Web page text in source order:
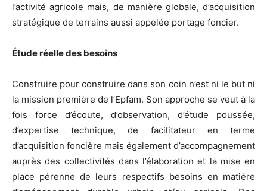
l’activité agricole mais, de manière globale, d’acquisition
stratégique de terrains aussi appelée portage foncier.
Étude réelle des besoins
Construire pour construire dans son coin n’est ni le but ni
la mission première de l’Epfam. Son approche se veut à la
fois force d’écoute, d’observation, d’étude poussée,
d’expertise technique, de facilitateur en terme
d’acquisition foncière mais également d’accompagnement
auprès des collectivités dans l’élaboration et la mise en
place pérenne de leurs respectifs besoins en matière